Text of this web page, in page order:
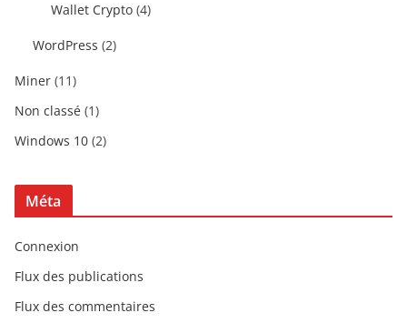
Wallet Crypto (4)
WordPress (2)
Miner (11)
Non classé (1)
Windows 10 (2)
Méta
Connexion
Flux des publications
Flux des commentaires